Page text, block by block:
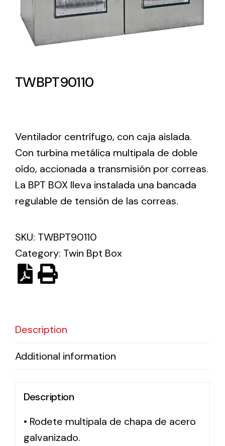
Lighting and Electrical
Equipment
Ventilación
Amplia gama de ventiladores y equipos de
ventilación industriales
Ventilation
The incorporation of Novovent into the group
meant a greater offer of ventilation products for
Variedad de soluciones solares para todo tipo
TWBPT90110
Ventilador centrífugo, con caja aislada.
Con turbina metálica multipala de doble
oído, accionada a transmisión por correas.
La BPT BOX lleva instalada una bancada
regulable de tensión de las correas.
SKU: TWBPT90110
Category: Twin Bpt Box
Description
Additional information
Description
• Rodete multipala de chapa de acero
galvanizado.